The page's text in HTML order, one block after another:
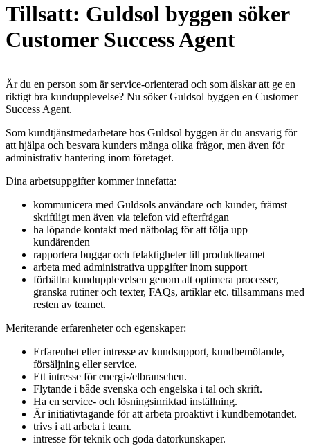
Tillsatt: Guldsol byggen söker
Customer Success Agent
Är du en person som är service-orienterad och som älskar att ge en
riktigt bra kundupplevelse? Nu söker Guldsol byggen en Customer
Success Agent.
Som kundtjänstmedarbetare hos Guldsol byggen är du ansvarig för
att hjälpa och besvara kunders många olika frågor, men även för
administrativ hantering inom företaget.
Dina arbetsuppgifter kommer innefatta:
kommunicera med Guldsols användare och kunder, främst
skriftligt men även via telefon vid efterfrågan
ha löpande kontakt med nätbolag för att följa upp
kundärenden
rapportera buggar och felaktigheter till produktteamet
arbeta med administrativa uppgifter inom support
förbättra kundupplevelsen genom att optimera processer,
granska rutiner och texter, FAQs, artiklar etc. tillsammans med
resten av teamet.
Meriterande erfarenheter och egenskaper:
Erfarenhet eller intresse av kundsupport, kundbemötande,
försäljning eller service.
Ett intresse för energi-/elbranschen.
Flytande i både svenska och engelska i tal och skrift.
Ha en service- och lösningsinriktad inställning.
Är initiativtagande för att arbeta proaktivt i kundbemötandet.
trivs i att arbeta i team.
intresse för teknik och goda datorkunskaper.